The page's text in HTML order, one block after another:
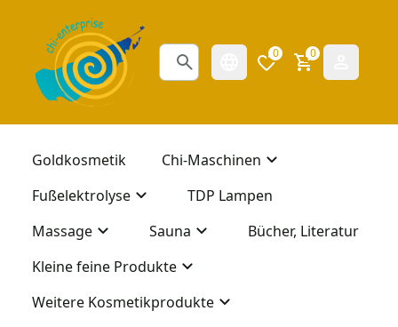
0 0
Goldkosmetik
Chi-Maschinen
Fußelektrolyse
TDP Lampen
Massage
Sauna
Bücher, Literatur
Kleine feine Produkte
Weitere Kosmetikprodukte